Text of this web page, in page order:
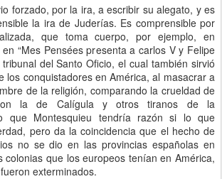
forzado, por la ira, a escribir su alegato, y es
la ira de Juderías. Es comprensible por
que toma cuerpo, por ejemplo, en
“Mes Pensées presenta a carlos V y Felipe
del Santo Oficio, el cual también sirvió
los conquistadores en América, al masacrar a
de la religión, comparando la crueldad de
la de Calígula y otros tiranos de la
que Montesquieu tendría razón si lo que
pero da la coincidencia que el hecho de
no se dio en las provincias españolas en
colonias que los europeos tenían en América,
exterminados.